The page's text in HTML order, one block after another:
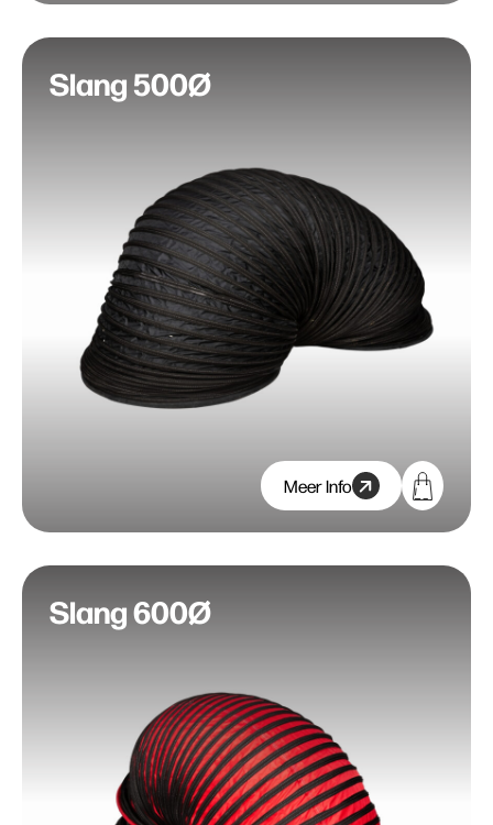
Slang 500Ø
Meer Info
Slang 600Ø